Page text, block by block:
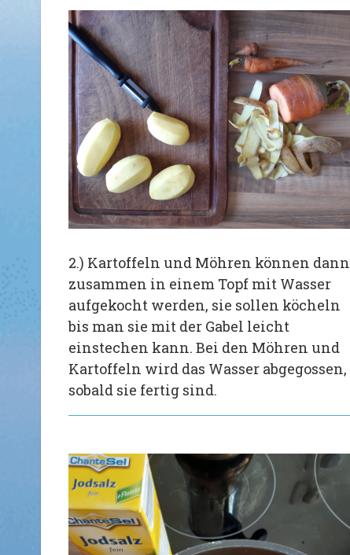
2.) Kartoffeln und Möhren können dann
zusammen in einem Topf mit Wasser
aufgekocht werden, sie sollen köcheln
bis man sie mit der Gabel leicht
einstechen kann. Bei den Möhren und
Kartoffeln wird das Wasser abgegossen,
sobald sie fertig sind.